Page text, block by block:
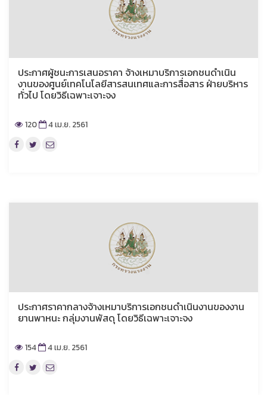
ประกาศผู้ชนะการเสนอราคา จ้างเหมาบริการเอกชนดำเนิน
งานของศูนย์เทคโนโลยีสารสนเทศและการสื่อสาร ฝ่ายบริหาร
ทั่วไป โดยวิธีเฉพาะเจาะจง
120 4 เม.ย. 2561
ประกาศราคากลางจ้างเหมาบริการเอกชนดำเนินงานของงาน
ยานพาหนะ กลุ่มงานพัสดุ โดยวิธีเฉพาะเจาะจง
154 4 เม.ย. 2561